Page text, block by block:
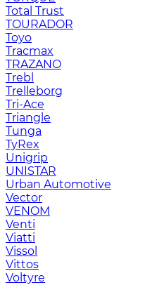
Total Trust
TOURADOR
Toyo
Tracmax
TRAZANO
Trebl
Trelleborg
Tri-Ace
Triangle
Tunga
TyRex
Unigrip
UNISTAR
Urban Automotive
Vector
VENOM
Venti
Viatti
Vissol
Vittos
Voltyre